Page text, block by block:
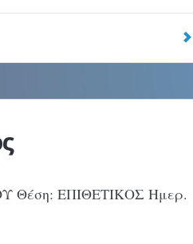
Θέση: ΕΠΙΘΕΤΙΚΟΣ Ημερ.